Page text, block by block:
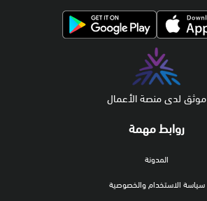
روابط مهمة
المدونة
سياسة الاستخدام والخصوصية
موثق لدى منصة الأعمال